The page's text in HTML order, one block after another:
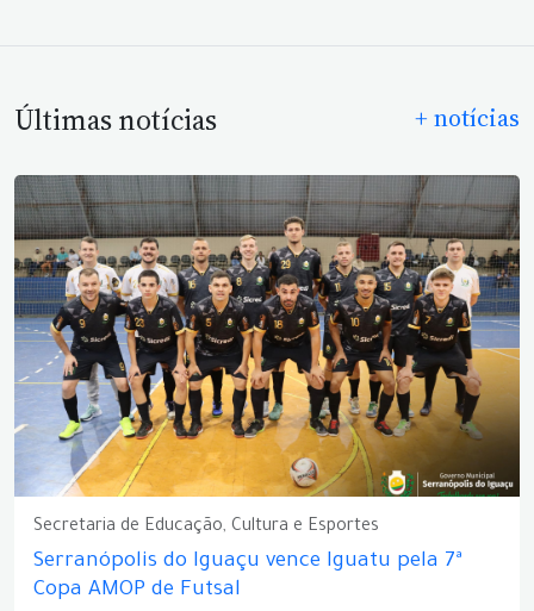
Últimas notícias + notícias
Secretaria de Educação, Cultura e Esportes
Serranópolis do Iguaçu vence Iguatu pela 7ª
Copa AMOP de Futsal